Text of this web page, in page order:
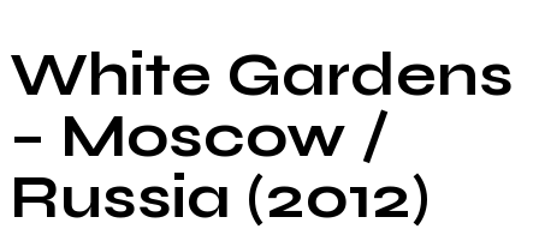
White Gardens
– Moscow /
Russia (2012)